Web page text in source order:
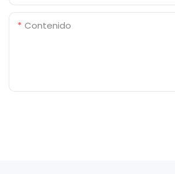
Contenido